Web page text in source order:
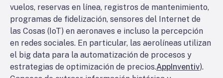
vuelos, reservas en línea, registros de mantenimiento,
programas de fidelización, sensores del Internet de
las Cosas (IoT) en aeronaves e incluso la percepción
en redes sociales. En particular, las aerolíneas utilizan
el big data para la automatización de procesos y
estrategias de optimización de precios.AppInventiv).